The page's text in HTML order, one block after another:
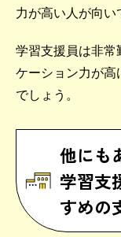
力が高い人が向い
学習支援員は非
ケーション力が高
でしょう。
他にも
学習支
すめの